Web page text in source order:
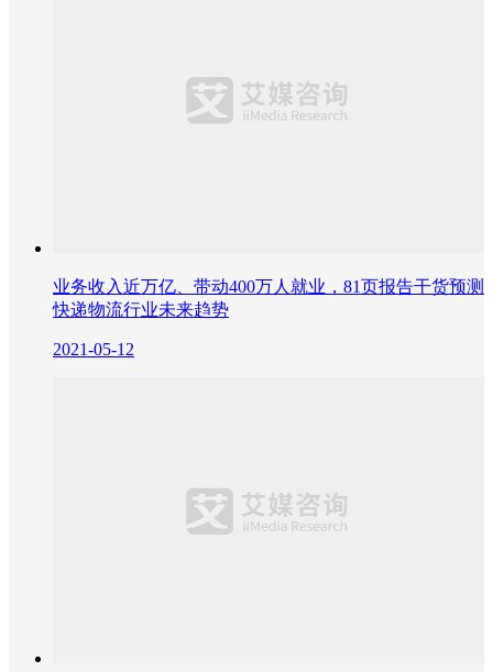
业务收入近万亿、带动400万人就业，81页报告干货预测
快递物流行业未来趋势
2021-05-12